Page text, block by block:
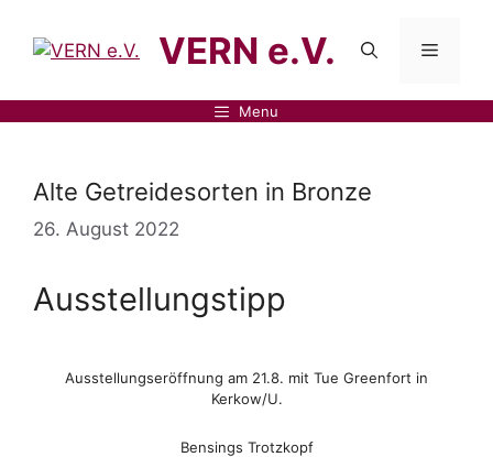
VERN e.V.
Menu
Alte Getreidesorten in Bronze
26. August 2022
Ausstellungstipp
Ausstellungseröffnung am 21.8. mit Tue Greenfort in
Kerkow/U.
Bensings Trotzkopf